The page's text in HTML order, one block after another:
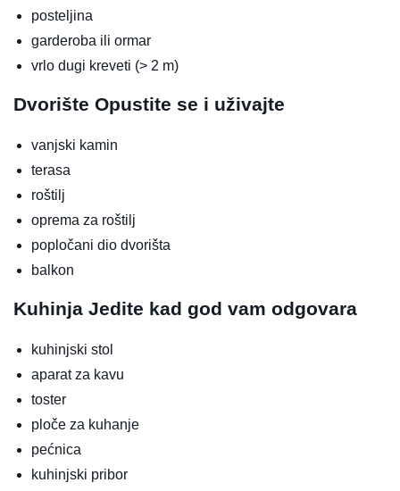
posteljina
garderoba ili ormar
vrlo dugi kreveti (> 2 m)
Dvorište Opustite se i uživajte
vanjski kamin
terasa
roštilj
oprema za roštilj
popločani dio dvorišta
balkon
Kuhinja Jedite kad god vam odgovara
kuhinjski stol
aparat za kavu
toster
ploče za kuhanje
pećnica
kuhinjski pribor